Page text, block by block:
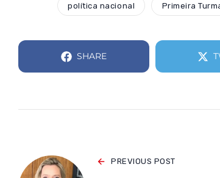
política nacional Primeira
SHARE
PREVIOUS POST